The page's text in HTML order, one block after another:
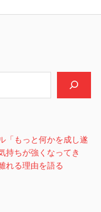
「もっと何かを成し遂
持ちが強くなってき
れる理由を語る